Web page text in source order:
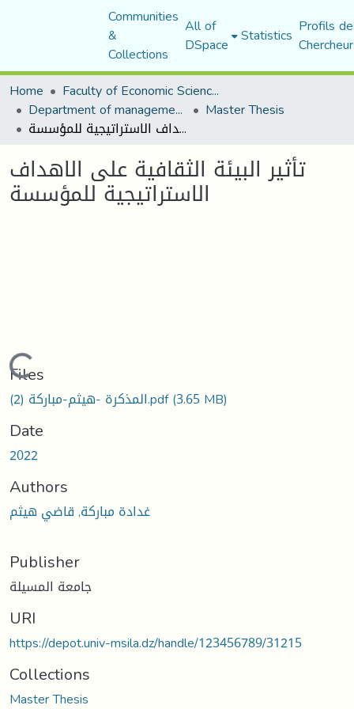
Communities
&
Collections
All of
DSpace Statistics Profils
Home
Faculty of Economic Sciences, Commerce and Management Sciences
Department of management sciences Master Thesis
تأثير البيئة الثقافية على الاهداف الاستراتيجية للمؤسسة
تأثير البيئة الثقافية على الاهداف
الاستراتيجية للمؤسسة
Loading...
Files
المذكرة -هيثم-مباركة (2).pdf(3.65 MB)
Date
2022
Authors
غدادة مباركة, قاضي هيثم
Publisher
جامعة المسيلة
URI
https://depot.univ-msila.dz/handle/123456789/31215
Collections
Master Thesis